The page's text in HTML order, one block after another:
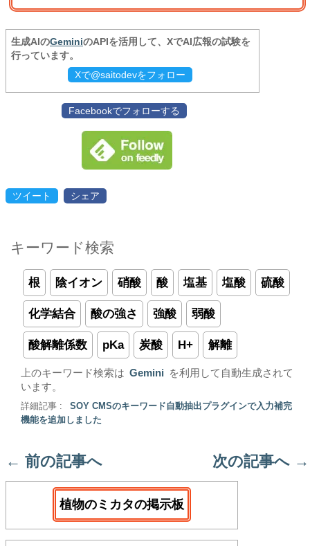
生成AIのGeminiのAPIを活用して、XでAI広報の試験を
行っています。
Xで@saitodevをフォロー
Facebookでフォローする
ツイート シェア
キーワード検索
根 陰イオン 硝酸 酸 塩基 塩酸 硫酸
化学結合 酸の強さ 強酸 弱酸
酸解離係数 pKa 炭酸 H+ 解離
上のキーワード検索は Gemini
を利用して自動生成されて
います。
詳細記事 :
SOY CMSのキーワード自動抽出プラグインで入力補完
機能を追加しました
← 前の記事へ 次の記事へ →
植物のミカタの掲示板